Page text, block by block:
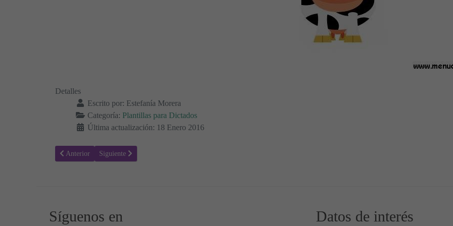
Detalles
Escrito por: Estefanía Morera
Categoría: Plantillas para Dictados
Última actualización: 18 Enero 2016
Artículo anterior: Plantillas para Dictados 04
Anterior Artículo siguiente: Plantillas para Dictados 02
Siguiente
Síguenos en Datos de interés